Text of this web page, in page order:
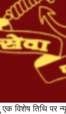
एक विशेष तिथि